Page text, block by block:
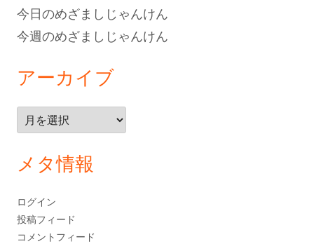
今日のめざましじゃんけん
今週のめざましじゃんけん
アーカイブ
ー
イ
メタ情報
ログイン
投稿フィード
コメントフィード